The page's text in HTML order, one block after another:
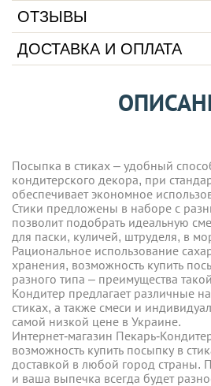
ОТЗЫВЫ
ДОСТАВКА И ОПЛАТА
Посыпка в стиках – удобный
кондитерского декора, при
обеспечивает экономное
Стики предложены в наборе с
позволит подобрать идеальную
для паски, куличей, штруделя, в
Рациональное использование
хранения, возможность купить
разного типа – преимущества
Кондитер предлагает различные
стиках, а также смеси и
самой низкой цене в Украине.
Интернет-магазин Пекарь-
возможность купить посыпку в
доставкой в любой город страны.
и ваша выпечка всегда будет